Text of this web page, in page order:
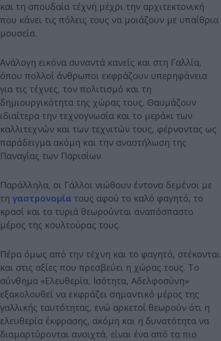
και τη σπουδαία τέχνη μέχρι την αρχιτεκτονική
που κάνει τις πόλεις τους να μοιάζουν με υπαίθρια
μουσεία.
Ανάλογη εικόνα συναντά κανείς και στη Γαλλία,
όπου πολλοί άνθρωποι εκφράζουν υπερηφάνεια
για τις τέχνες, τον πολιτισμό και τη
δημιουργικότητα της χώρας τους. Θαυμάζουν
ιδιαίτερα την τεχνογνωσία και το μεράκι των
καλλιτεχνών και των τεχνιτών τους, φέρνοντας ως
παράδειγμα ακόμη και την αναστήλωση της
Παναγίας των Παρισίων.
Παράλληλα, οι Γάλλοι νιώθουν έντονα δεμένοι με
τη γαστρονομία τους αφού το καλό φαγητό, το
κρασί και τα τυριά θεωρούνται αναπόσπαστο
μέρος της κουλτούρας τους.
Πέρα όμως από την τέχνη και το φαγητό, στέκονται
και στις αξίες που πρεσβεύει η χώρας τους. Το
σύνθημα «Ελευθερία, Ισότητα, Αδελφοσύνη»
εξακολουθεί να εκφράζει σημαντικό μέρος της
γαλλικής ταυτότητας, ενώ αρκετοί θεωρούν ότι η
ελευθερία έκφρασης, ακόμη και η δυνατότητα να
διαμαρτύρονται ανοιχτά, είναι ένα από τα πιο